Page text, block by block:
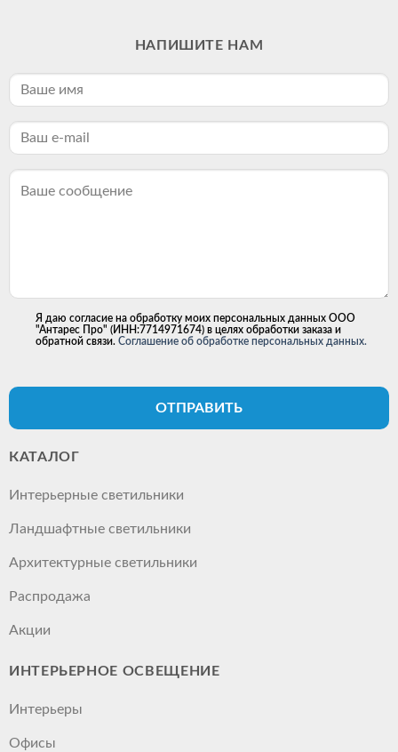
НАПИШИТЕ НАМ
Я даю согласие на обработку моих персональных данных ООО
"Антарес Про" (ИНН:7714971674) в целях обработки заказа и
обратной связи. Соглашение об обработке персональных данных.
ОТПРАВИТЬ
КАТАЛОГ
Интерьерные светильники
Ландшафтные светильники
Архитектурные светильники
Распродажа
Акции
ИНТЕРЬЕРНОЕ ОСВЕЩЕНИЕ
Интерьеры
Офисы